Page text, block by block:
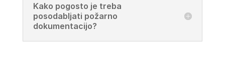
Kako pogosto je treba
posodabljati požarno
dokumentacijo?